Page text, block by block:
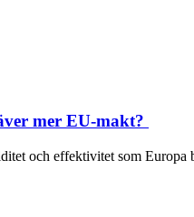
mer EU-makt?
och effektivitet som Europa